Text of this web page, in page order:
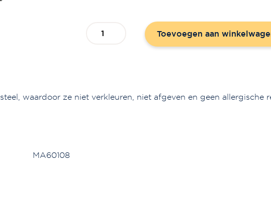
dubbele
haar
Toevoegen aan
waardoor ze niet verkleuren, niet afgeven en geen allergische
MA60108